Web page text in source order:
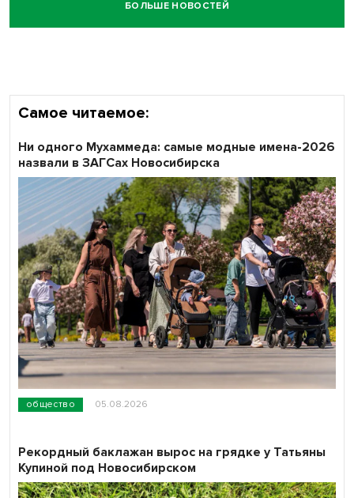
БОЛЬШЕ НОВОСТЕЙ
Самое читаемое:
общество 05.08.2026
Ни одного Мухаммеда: самые модные имена-2026
назвали в ЗАГСах Новосибирска
Рекордный баклажан вырос на грядке у Татьяны
Купиной под Новосибирском